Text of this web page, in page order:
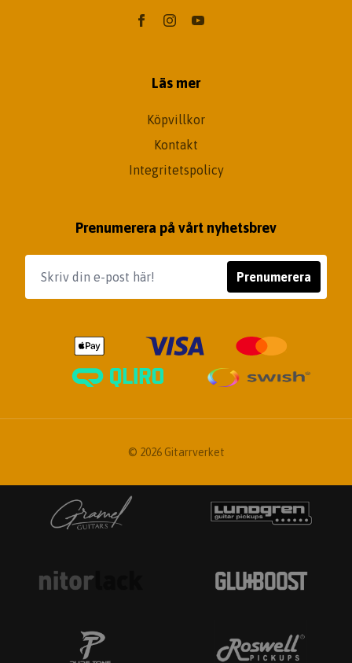
Läs mer
Köpvillkor
Kontakt
Integritetspolicy
Prenumerera på vårt nyhetsbrev
Prenumerera
© 2026 Gitarrverket